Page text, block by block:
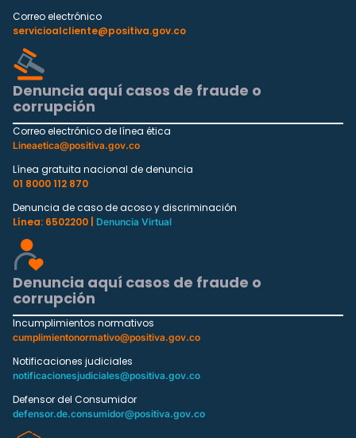
Correo electrónico
servicioalcliente@positiva.gov.co
Denuncia aquí casos de fraude o
corrupción
Correo electrónico de línea ética
Lineaetica@positiva.gov.co
Línea gratuita nacional de denuncia
01 8000 112 870
Denuncia de caso de acoso y discriminación
Línea: 6502200 |
Denuncia Virtual
Denuncia aquí casos de fraude o
corrupción
Incumplimientos normativos
cumplimientonormativo@positiva.gov.co
Notificaciones judiciales
notificacionesjudiciales@positiva.gov.co
Defensor del Consumidor
defensor.de.consumidor@positiva.gov.co